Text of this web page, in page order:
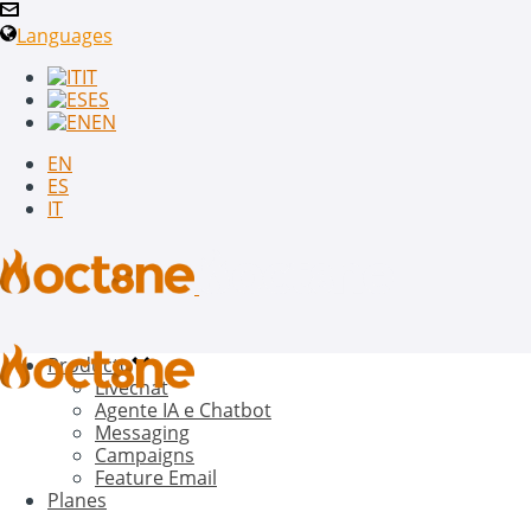
Languages
IT
ES
EN
EN
ES
IT
Producto
Livechat
Agente IA e Chatbot
Messaging
Campaigns
Feature Email
Planes